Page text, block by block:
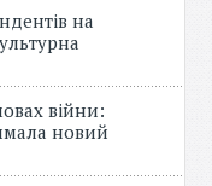
на
війни:
новий